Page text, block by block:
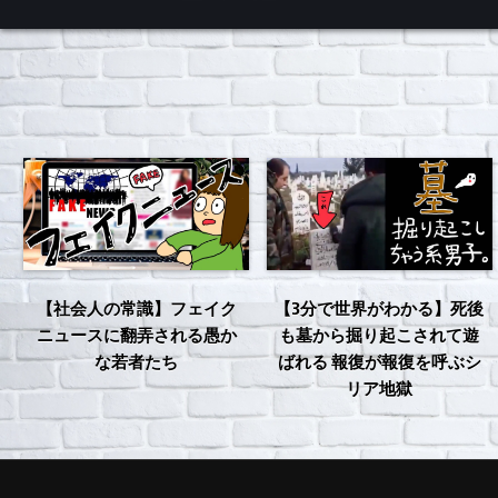
くろチャンネル
【社会人の常識】フェイク
ニュースに翻弄される愚か
な若者たち
【3分で世界がわかる】死後
も墓から掘り起こされて遊
ばれる 報復が報復を呼ぶシ
リア地獄